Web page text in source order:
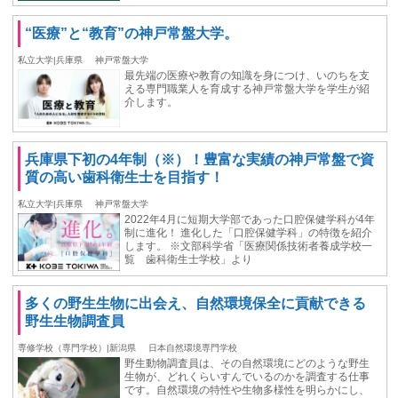
“医療”と“教育”の神戸常盤大学。
私立大学|兵庫県 神戸常盤大学
最先端の医療や教育の知識を身につけ、いのちを支
える専門職業人を育成する神戸常盤大学を学生が紹
介します。
兵庫県下初の4年制（※）！豊富な実績の神戸常盤で資
質の高い歯科衛生士を目指す！
私立大学|兵庫県 神戸常盤大学
2022年4月に短期大学部であった口腔保健学科が4年
制に進化！ 進化した「口腔保健学科」の特徴を紹介
します。 ※文部科学省「医療関係技術者養成学校一
覧 歯科衛生士学校」より
多くの野生生物に出会え、自然環境保全に貢献できる
野生生物調査員
専修学校（専門学校）|新潟県 日本自然環境専門学校
野生動物調査員は、その自然環境にどのような野生
生物が、どれくらいすんでいるのかを調査する仕事
です。自然環境の特性や生物多様性を明らかにし、